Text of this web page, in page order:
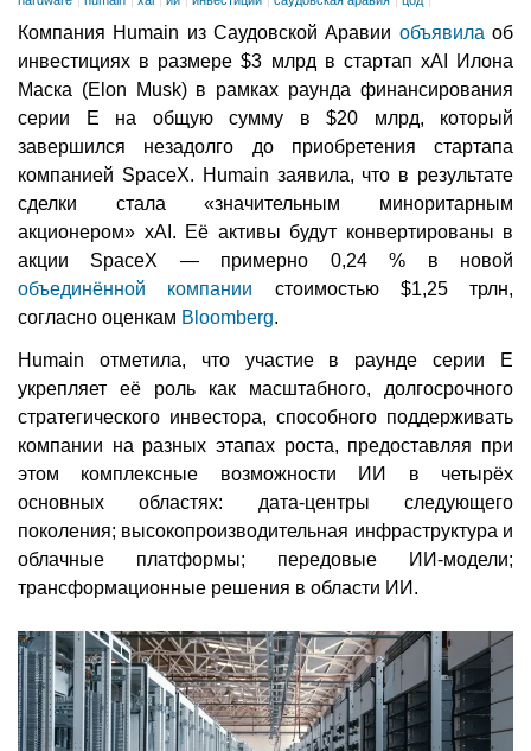
Компания Humain из Саудовской Аравии объявила об
инвестициях в размере $3 млрд в стартап xAI Илона
Маска (Elon Musk) в рамках раунда финансирования
серии E на общую сумму в $20 млрд, который
завершился незадолго до приобретения стартапа
компанией SpaceX. Humain заявила, что в результате
сделки стала «значительным миноритарным
акционером» xAI. Её активы будут конвертированы в
акции SpaceX — примерно 0,24 % в новой
объединённой компании стоимостью $1,25 трлн,
согласно оценкам Bloomberg.
Humain отметила, что участие в раунде серии E
укрепляет её роль как масштабного, долгосрочного
стратегического инвестора, способного поддерживать
компании на разных этапах роста, предоставляя при
этом комплексные возможности ИИ в четырёх
основных областях: дата-центры следующего
поколения; высокопроизводительная инфраструктура и
облачные платформы; передовые ИИ-модели;
трансформационные решения в области ИИ.